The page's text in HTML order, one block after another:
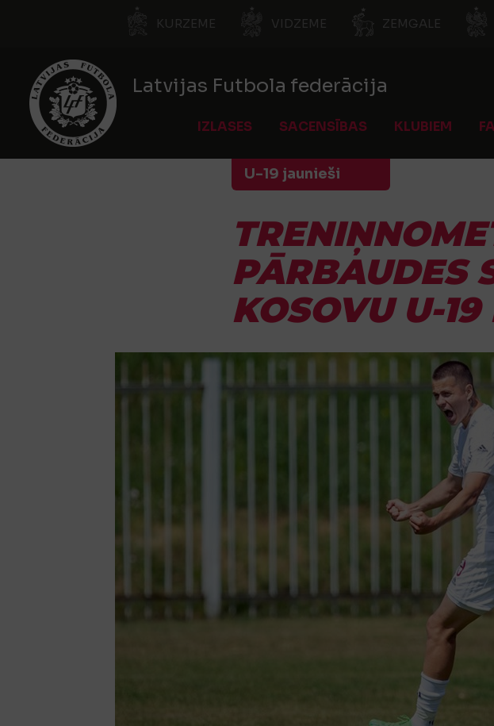
KURZEME VIDZEME ZEMGALE
Latvijas Futbola federācija
IZLASES SACENSĪBAS KLUBIEM
U-19 jaunieši
PĀRBAUDES
KOSOVU U-